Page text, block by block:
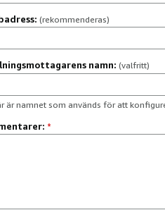
(rekommenderas)
namn: (valfritt)
är namnet som används för att
*